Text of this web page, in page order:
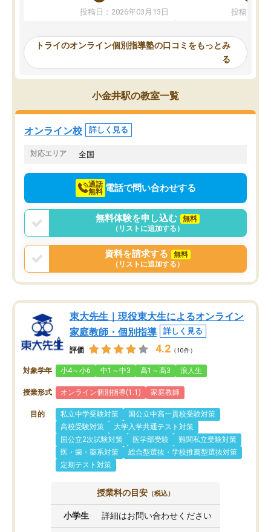
ないのは私たち講師の責任です」と言
ってくださり、確かに！と考えて、思
ったんですが、学生の先生から学ぶこ
み、徐々に成績が上がったらいいなと
思っていました。何が今足りないのか
を的確に指導いただき、子どももびっ
くりするほど楽しんでやる気を持って
塾を受けています。狙い通り、少しず
つ成績も上がり、苦手意識も無くなっ
てきたので、さらに苦手な数学も追加
でお願いしました。来年の高校受験に
投稿日：2026年03月13日
可能なので本当に助か
らないところをピンポイ
頂いて、とてもわかり
していました。一生を
スト、多少お金がかかっ
投稿日：
トライのオンライン個別指導塾の口コミをもっとみ
る
小金井駅の教室一覧
オンライン校 詳しく見る
対応エリア 全国
通話
無料 電話で問い合わせする
無料体験を申し込む
無料
（リストに追加する）
資料を請求する
無料
（リストに追加する）
東大先生｜現役東大生によるオンライン
家庭教師・個別指導
詳しく見る
評価 4.2 （10件）
対象学年 小4～小6 中1～中3 高1～高3 浪人生
授業形式 オンライン個別指導(1:1) 家庭教師
目的 私立中学受験対策
国公立中高一貫校受験対策
高校受験対策
大学入学共通テスト対策
国公立2次試験対策
医学部受験
難関私立受験対策
医・歯・薬系対策
総合型選抜・学校推薦型選抜対策
定期テスト対策
授業料の目安 （税込）
小学生 詳細はお問い合わせください